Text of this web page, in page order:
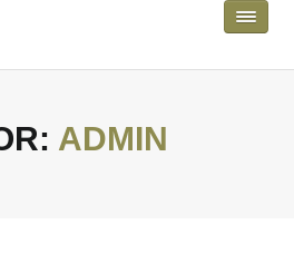
ADMIN